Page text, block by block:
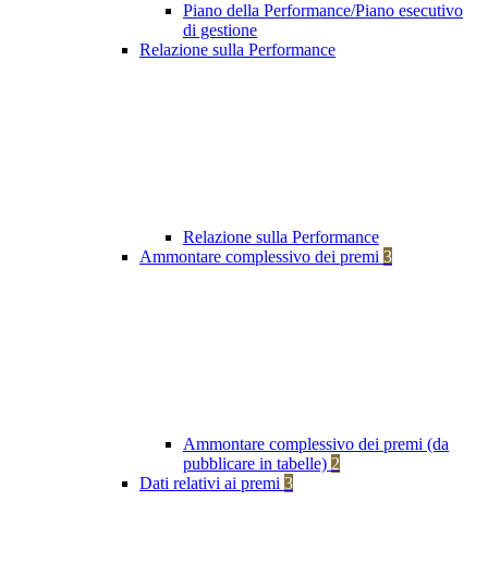
Piano della Performance/Piano esecutivo
di gestione
Relazione sulla Performance
Relazione sulla Performance
Ammontare complessivo dei premi 3
Ammontare complessivo dei premi (da
pubblicare in tabelle) 2
Dati relativi ai premi 3